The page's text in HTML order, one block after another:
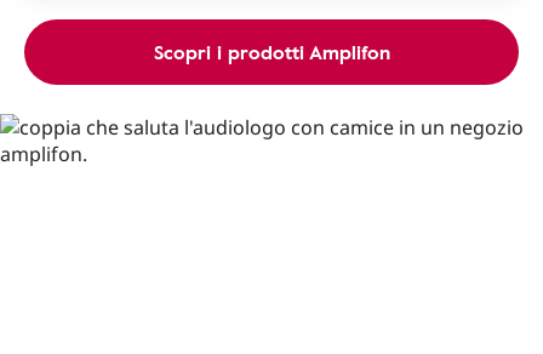
Scopri i prodotti Amplifon